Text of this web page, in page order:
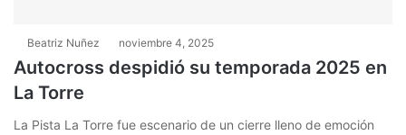
Beatriz Nuñez noviembre 4, 2025
Autocross despidió su temporada 2025 en
La Torre
La Pista La Torre fue escenario de un cierre lleno de emoción